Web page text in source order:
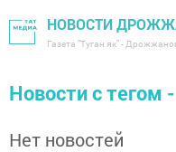
НОВОСТИ
Газета "Туган як" -
Новости с тегом
Нет новостей